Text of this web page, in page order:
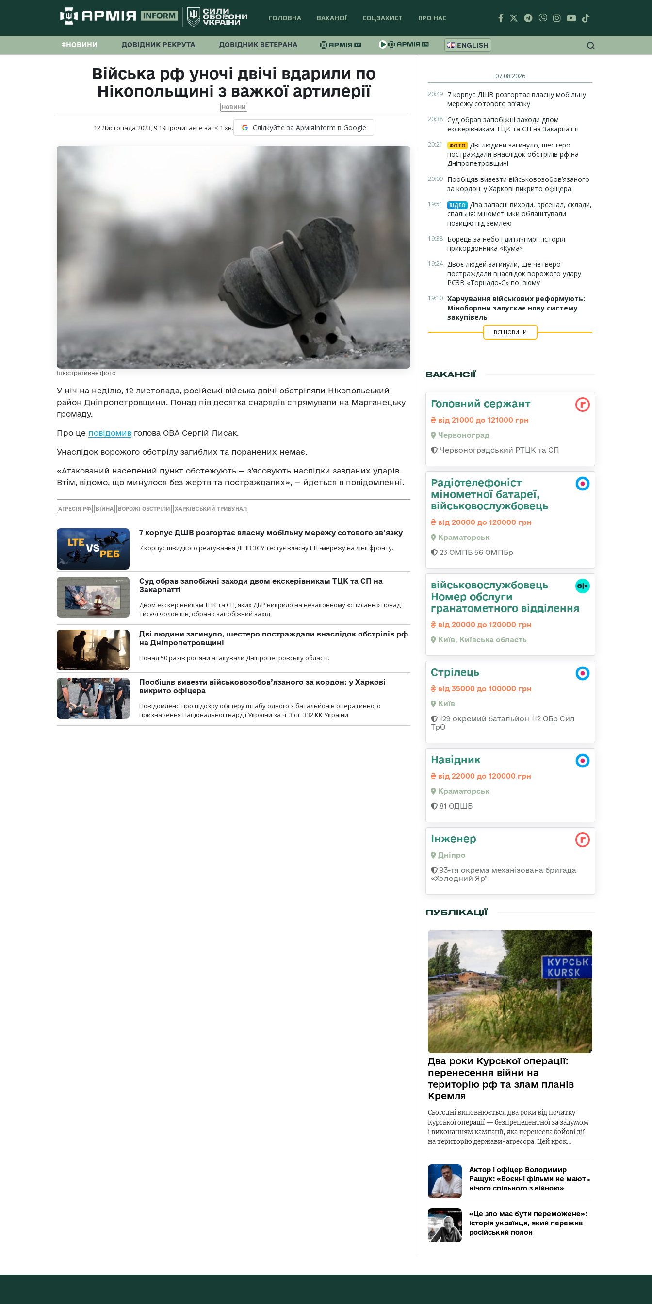
ГОЛОВНА ВАКАНСІЇ СОЦЗАХИСТ ПРО НАС
#НОВИНИ ДОВІДНИК РЕКРУТА ДОВІДНИК ВЕТЕРАНА ENGLISH
Війська рф уночі двічі вдарили по
Нікопольщині з важкої артилерії
НОВИНИ
12 Листопада 2023, 9:19Прочитаєте за: < 1 хв. Слідкуйте за АрміяInform в Google
Ілюстративне фото
У ніч на неділю, 12 листопада, російські війська двічі обстріляли Нікопольський
район Дніпропетровщини. Понад пів десятка снарядів спрямували на Марганецьку
громаду.
Про це повідомив голова ОВА Сергій Лисак.
Унаслідок ворожого обстрілу загиблих та поранених немає.
«Атакований населений пункт обстежують — з’ясовують наслідки завданих ударів.
Втім, відомо, що минулося без жертв та постраждалих», — йдеться в повідомленні.
АГРЕСІЯ РФ ВІЙНА ВОРОЖІ ОБСТРІЛИ ХАРКІВСЬКИЙ ТРИБУНАЛ
7 корпус ДШВ розгортає власну мобільну мережу сотового зв’язку
7 корпус швидкого реагування ДШВ ЗСУ тестує власну LTE-мережу на лінії фронту.
Суд обрав запобіжні заходи двом екскерівникам ТЦК та СП на
Закарпатті
Двом екскерівникам ТЦК та СП, яких ДБР викрило на незаконному «списанні» понад
тисячі чоловіків, обрано запобіжний захід.
Дві людини загинуло, шестеро постраждали внаслідок обстрілів рф
на Дніпропетровщині
Понад 50 разів росіяни атакували Дніпропетровську області.
Пообіцяв вивезти військовозобов’язаного за кордон: у Харкові
викрито офіцера
Повідомлено про підозру офіцеру штабу одного з батальйонів оперативного
призначення Національної гвардії України за ч. 3 ст. 332 КК України.
07.08.2026
20:49 7 корпус ДШВ розгортає власну мобільну
мережу сотового зв’язку
20:38 Суд обрав запобіжні заходи двом
екскерівникам ТЦК та СП на Закарпатті
20:21 ФОТО
Дві людини загинуло, шестеро
постраждали внаслідок обстрілів рф на
Дніпропетровщині
20:09 Пообіцяв вивезти військовозобов’язаного
за кордон: у Харкові викрито офіцера
19:51 ВІДЕО
Два запасні виходи, арсенал, склади,
спальня: мінометники облаштували
позицію під землею
19:38 Борець за небо і дитячі мрії: історія
прикордонника «Кума»
19:24 Двоє людей загинули, ще четверо
постраждали внаслідок ворожого удару
РСЗВ «Торнадо-С» по Ізюму
19:10 Харчування військових реформують:
Міноборони запускає нову систему
закупівель
ВСІ НОВИНИ
ВАКАНСІЇ
Головний сержант
від 21000 до 121000 грн
Червоноград
Червоноградський РТЦК та СП
Радіотелефоніст
мінометної батареї,
військовослужбовець
від 20000 до 120000 грн
Краматорськ
23 ОМПБ 56 ОМПБр
військовослужбовець
Номер обслуги
гранатометного відділення
від 20000 до 120000 грн
Київ, Київська область
Стрілець
від 35000 до 100000 грн
Київ
129 окремий батальйон 112 ОБр Сил
ТрО
Навідник
від 22000 до 120000 грн
Краматорськ
81 ОДШБ
Інженер
Дніпро
93-тя окрема механізована бригада
«Холодний Яр"
ПУБЛІКАЦІЇ
Два роки Курської операції:
перенесення війни на
територію рф та злам планів
Кремля
Сьогодні виповнюється два роки від початку
Курської операції — безпрецедентної за задумом
і виконанням кампанії, яка перенесла бойові дії
на територію держави-агресора. Цей крок…
Актор і офіцер Володимир
Ращук: «Воєнні фільми не мають
нічого спільного з війною»
«Це зло має бути переможене»:
історія українця, який пережив
російський полон